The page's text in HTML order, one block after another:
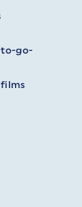
to-go-